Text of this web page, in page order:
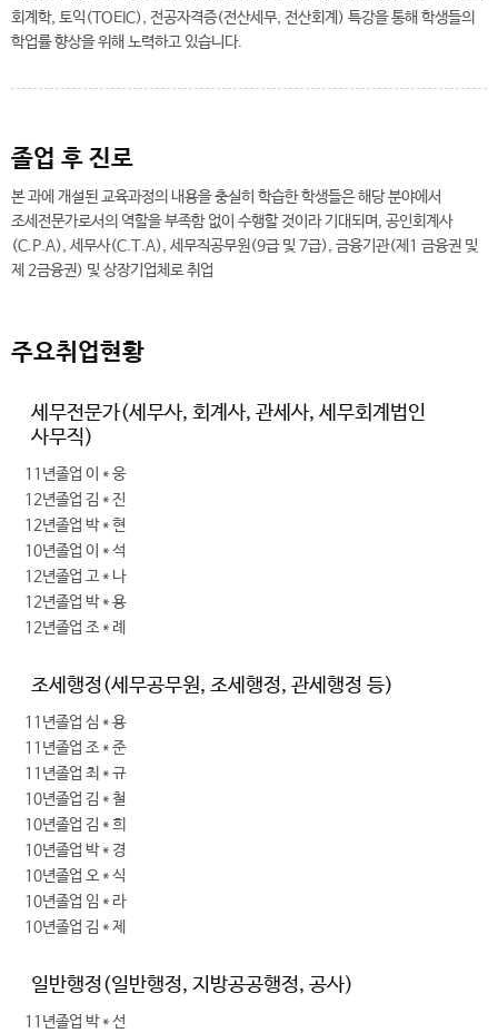
회계학, 토익(TOEIC), 전공자격증(전산세무, 전산회계) 특강을 통해 학생들의
학업률 향상을 위해 노력하고 있습니다.
졸업 후 진로
본 과에 개설된 교육과정의 내용을 충실히 학습한 학생들은 해당 분야에서
조세전문가로서의 역할을 부족함 없이 수행할 것이라 기대되며, 공인회계사
(C.P.A), 세무사(C.T.A), 세무직공무원(9급 및 7급), 금융기관(제1 금융권 및
제 2금융권) 및 상장기업체로 취업
주요취업현황
세무전문가(세무사, 회계사, 관세사, 세무회계법인
사무직)
11년졸업 이＊웅
12년졸업 김＊진
12년졸업 박＊현
10년졸업 이＊석
12년졸업 고＊나
12년졸업 박＊용
12년졸업 조＊례
조세행정(세무공무원, 조세행정, 관세행정 등)
11년졸업 심＊용
11년졸업 조＊준
11년졸업 최＊규
10년졸업 김＊철
10년졸업 김＊희
10년졸업 박＊경
10년졸업 오＊식
10년졸업 임＊라
10년졸업 김＊제
일반행정(일반행정, 지방공공행정, 공사)
11년졸업 박＊선